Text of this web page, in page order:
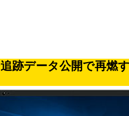
跡データ公開で再燃